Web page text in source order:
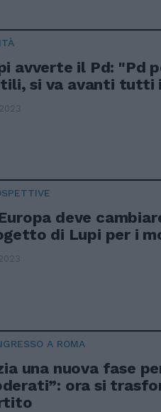
avverte il Pd: "Pd
si va avanti tutti
deve
di Lupi per i
A ROMA
una nuova fase
ora si